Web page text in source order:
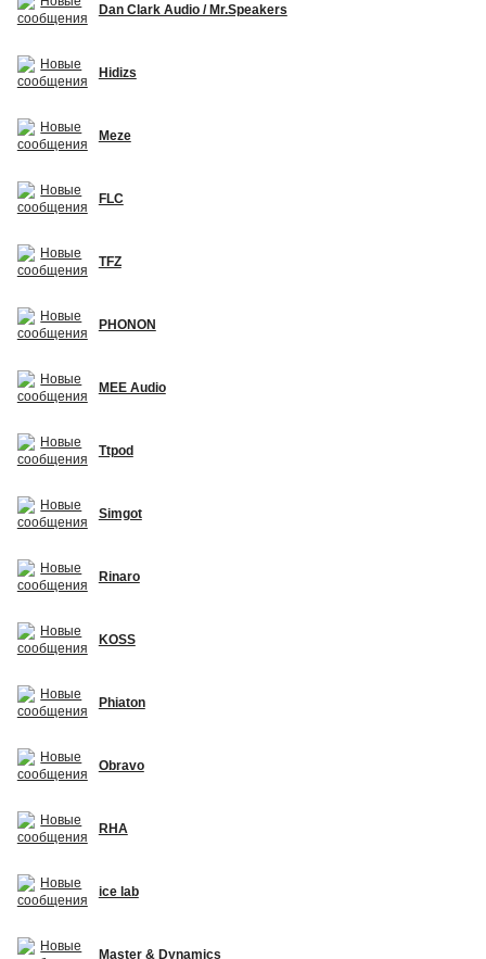
Dan Clark Audio / Mr.Speakers
Hidizs
Meze
FLC
TFZ
PHONON
MEE Audio
Ttpod
Simgot
Rinaro
KOSS
Phiaton
Obravo
RHA
ice lab
Master & Dynamics